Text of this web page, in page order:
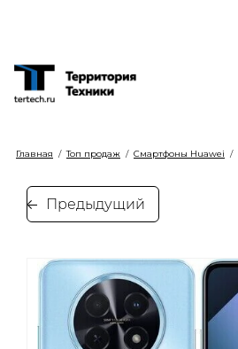
Главная / Топ продаж / Смартфоны Huawei /
Предыдущий